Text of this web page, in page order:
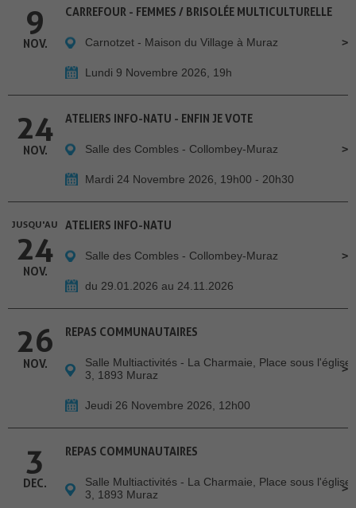
9
NOV.
CARREFOUR - FEMMES / BRISOLÉE MULTICULTURELLE
Carnotzet - Maison du Village à Muraz
Lundi 9 Novembre 2026, 19h
24
NOV.
ATELIERS INFO-NATU - ENFIN JE VOTE
Salle des Combles - Collombey-Muraz
Mardi 24 Novembre 2026, 19h00 - 20h30
JUSQU'AU
24
NOV.
ATELIERS INFO-NATU
Salle des Combles - Collombey-Muraz
du 29.01.2026 au 24.11.2026
26
NOV.
REPAS COMMUNAUTAIRES
Salle Multiactivités - La Charmaie, Place sous l'église
3, 1893 Muraz
Jeudi 26 Novembre 2026, 12h00
3
DEC.
REPAS COMMUNAUTAIRES
Salle Multiactivités - La Charmaie, Place sous l'église
3, 1893 Muraz